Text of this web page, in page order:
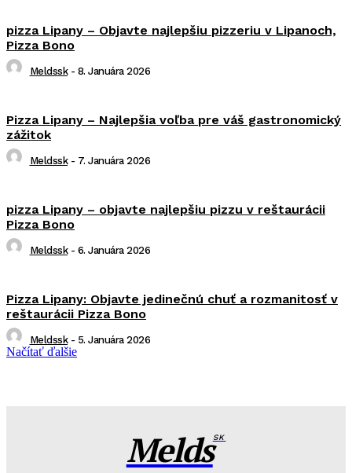
pizza Lipany – Objavte najlepšiu pizzeriu v Lipanoch,
Pizza Bono
Meldssk - 8. Januára 2026
Pizza Lipany – Najlepšia voľba pre váš gastronomický
zážitok
Meldssk - 7. Januára 2026
pizza Lipany – objavte najlepšiu pizzu v reštaurácii
Pizza Bono
Meldssk - 6. Januára 2026
Pizza Lipany: Objavte jedinečnú chuť a rozmanitosť v
reštaurácii Pizza Bono
Meldssk - 5. Januára 2026
Načítať ďalšie
MeldsSK